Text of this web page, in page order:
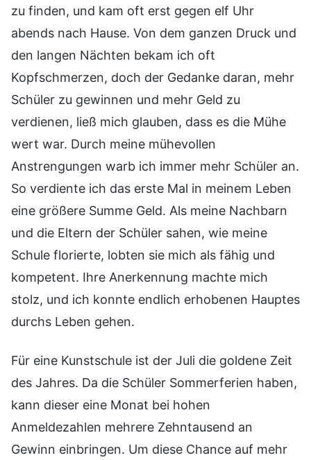
zu finden, und kam oft erst gegen elf Uhr
abends nach Hause. Von dem ganzen Druck und
den langen Nächten bekam ich oft
Kopfschmerzen, doch der Gedanke daran, mehr
Schüler zu gewinnen und mehr Geld zu
verdienen, ließ mich glauben, dass es die Mühe
wert war. Durch meine mühevollen
Anstrengungen warb ich immer mehr Schüler an.
So verdiente ich das erste Mal in meinem Leben
eine größere Summe Geld. Als meine Nachbarn
und die Eltern der Schüler sahen, wie meine
Schule florierte, lobten sie mich als fähig und
kompetent. Ihre Anerkennung machte mich
stolz, und ich konnte endlich erhobenen Hauptes
durchs Leben gehen.
Für eine Kunstschule ist der Juli die goldene Zeit
des Jahres. Da die Schüler Sommerferien haben,
kann dieser eine Monat bei hohen
Anmeldezahlen mehrere Zehntausend an
Gewinn einbringen. Um diese Chance auf mehr